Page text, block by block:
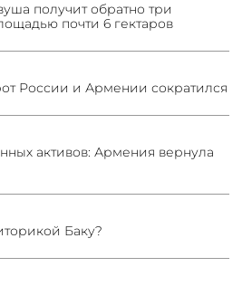
получит обратно три
почти 6 гектаров
России и Армении сократился
активов: Армения вернула
Баку?